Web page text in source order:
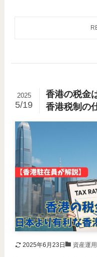
香港の税金
香港税制の
2025
5/19
2025年6月23日 資産運